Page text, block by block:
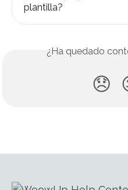
plantilla?
¿Ha quedado
😞